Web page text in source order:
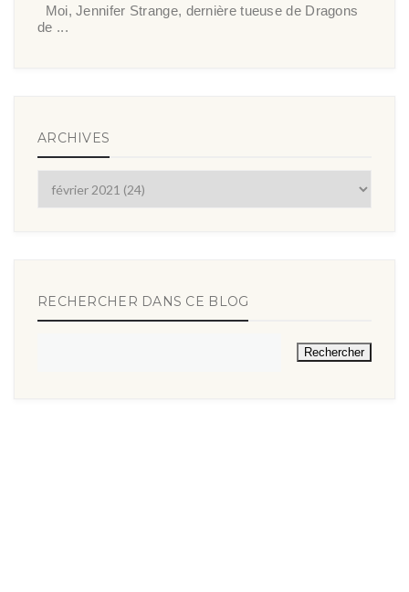
Moi, Jennifer Strange, dernière tueuse de Dragons
de ...
ARCHIVES
RECHERCHER DANS CE BLOG